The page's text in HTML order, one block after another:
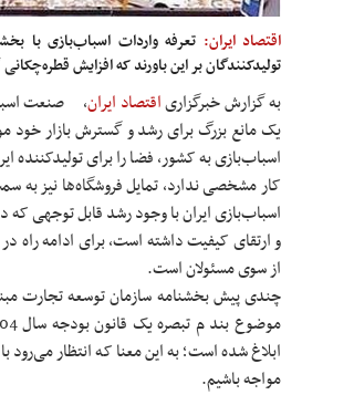
اقتصاد ایران:
تولیدکنندگان بر این باورند که افزایش
به گزارش خبرگزاریاقتصاد ایران،
صنعت
یک مانع بزرگ برای رشد و گسترش بازار خود
اسباب‌بازی به کشور، فضا را برای
کار مشخصی ندارد، تمایل فروشگاه‌ها نیز
اسباب‌بازی ایران با وجود رشد قابل توجهی
و ارتقای کیفیت داشته است، برای ادامه راه
از سوی مسئولان است.
چندی پیش بخشنامه سازمان توسعه تجارت
ابلاغ شده است؛ به این معنا که انتظار می‌رود
مواجه باشیم.